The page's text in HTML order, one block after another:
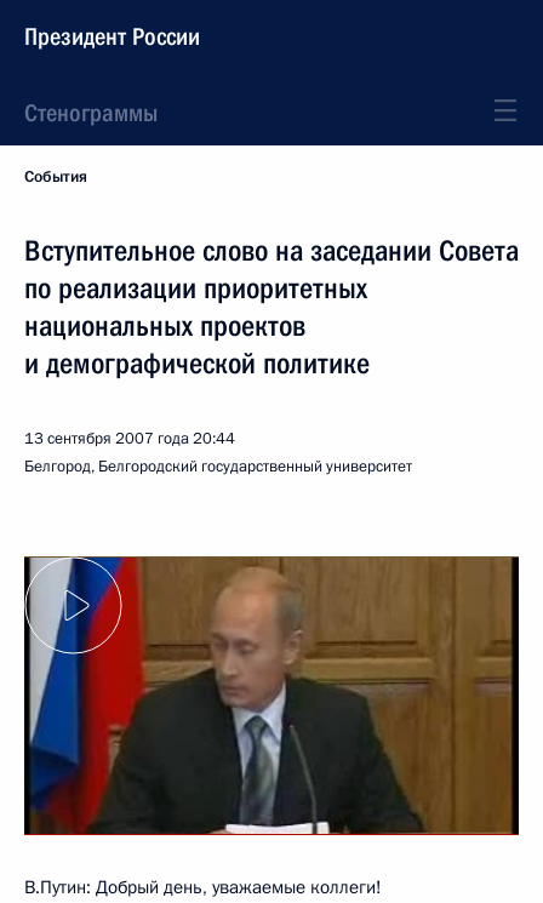
Президент России
Стенограммы
События
Вступительное слово на заседании Совета
по реализации приоритетных
национальных проектов
и демографической политике
13 сентября 2007 года20:44
Белгород, Белгородский государственный университет
В.Путин: Добрый день, уважаемые коллеги!